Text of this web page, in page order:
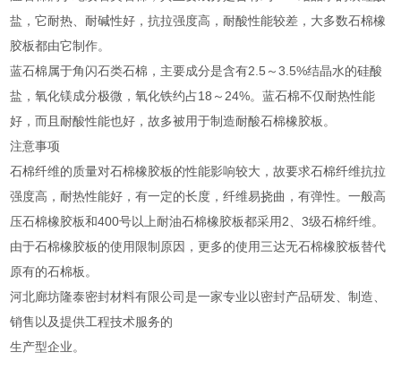
盐，它耐热、耐碱性好，抗拉强度高，耐酸性能较差，大多数石棉橡
胶板都由它制作。
蓝石棉属于角闪石类石棉，主要成分是含有2.5～3.5%结晶水的硅酸
盐，氧化镁成分极微，氧化铁约占18～24%。蓝石棉不仅耐热性能
好，而且耐酸性能也好，故多被用于制造耐酸石棉橡胶板。
注意事项
石棉纤维的质量对石棉橡胶板的性能影响较大，故要求石棉纤维抗拉
强度高，耐热性能好，有一定的长度，纤维易挠曲，有弹性。一般高
压石棉橡胶板和400号以上耐油石棉橡胶板都采用2、3级石棉纤维。
由于石棉橡胶板的使用限制原因，更多的使用三达无石棉橡胶板替代
原有的石棉板。
河北廊坊隆泰密封材料有限公司是一家专业以密封产品研发、制造、
销售以及提供工程技术服务的
生产型企业。